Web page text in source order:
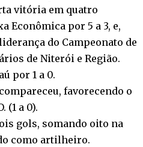
vitória em quatro
Econômica por 5 a 3, e,
do Campeonato de
de Niterói e Região.
por 1 a 0.
favorecendo o
(1 a 0).
gols, somando oito na
como artilheiro.